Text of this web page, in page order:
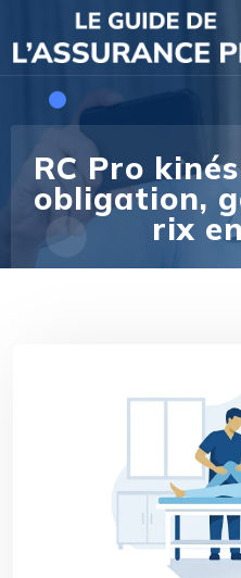
RC Pro
obligation,
rix